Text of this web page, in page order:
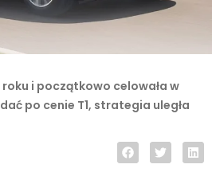
roku i początkowo celowała w
po cenie T1, strategia uległa